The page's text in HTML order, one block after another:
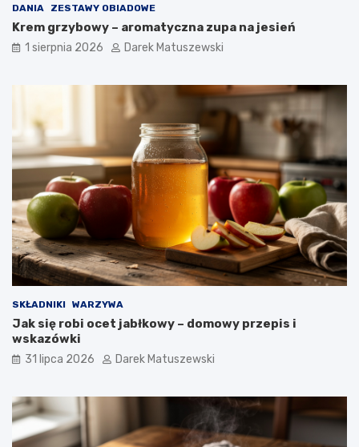
DANIA ZESTAWY OBIADOWE
Krem grzybowy – aromatyczna zupa na jesień
1 sierpnia 2026 Darek Matuszewski
SKŁADNIKI WARZYWA
Jak się robi ocet jabłkowy – domowy przepis i
wskazówki
31 lipca 2026 Darek Matuszewski